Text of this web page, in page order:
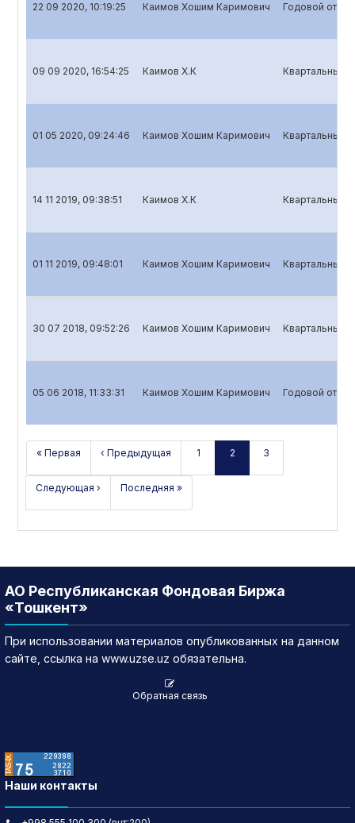
22 09 2020, 10:19:25 Каимов Хошим Каримович Годовой
09 09 2020, 16:54:25 Каимов Х.К Квартальный
01 05 2020, 09:24:46 Каимов Хошим Каримович Квартальный
14 11 2019, 09:38:51 Каимов Х.К Квартальный
01 11 2019, 09:48:01 Каимов Хошим Каримович Квартальный
30 07 2018, 09:52:26 Каимов Хошим Каримович Квартальный
05 06 2018, 11:33:31 Каимов Хошим Каримович Годовой
« Первая ‹ Предыдущая 1 2 3
Следующая › Последняя »
АО Республиканская Фондовая Биржа
«Тошкент»
При использовании материалов опубликованных на данном
сайте, ссылка на www.uzse.uz обязательна.
Обратная связь
Наши контакты